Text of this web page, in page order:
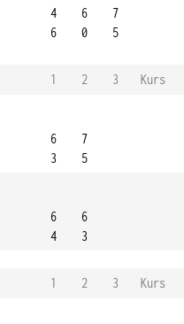
4
6
6
0
7
5
1 2 3
Kurs
6
3
7
5
6
4
6
3
1 2 3
Kurs